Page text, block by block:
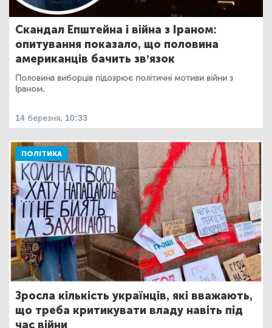
Скандал Епштейна і війна з Іраном:
опитування показало, що половина
американців бачить зв’язок
Половина виборців підозрює політичні мотиви війни з
Іраном.
14 березня, 10:33
ПОЛІТИКА
Зросла кількість українців, які вважають,
що треба критикувати владу навіть під
час війни